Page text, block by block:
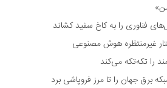
فناوری را به کاخ سفید کشاند
غیرمنتظره هوش مصنوعی
را تکه‌تکه می‌کند
جهان را تا مرز فروپاشی برد